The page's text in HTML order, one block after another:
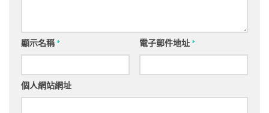
顯示名稱* 電子郵件地址*
個人網站網址